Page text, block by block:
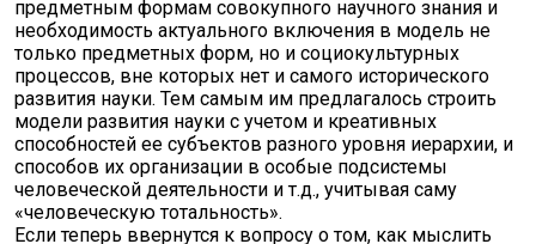
предметным формам совокупного научного знания и
необходимость актуального включения в модель не
только предметных форм, но и социокультурных
процессов, вне которых нет и самого исторического
развития науки. Тем самым им предлагалось строить
модели развития науки с учетом и креативных
способностей ее субъектов разного уровня иерархии, и
способов их организации в особые подсистемы
человеческой деятельности и т.д., учитывая саму
«человеческую тотальность».
Если теперь ввернутся к вопросу о том, как мыслить